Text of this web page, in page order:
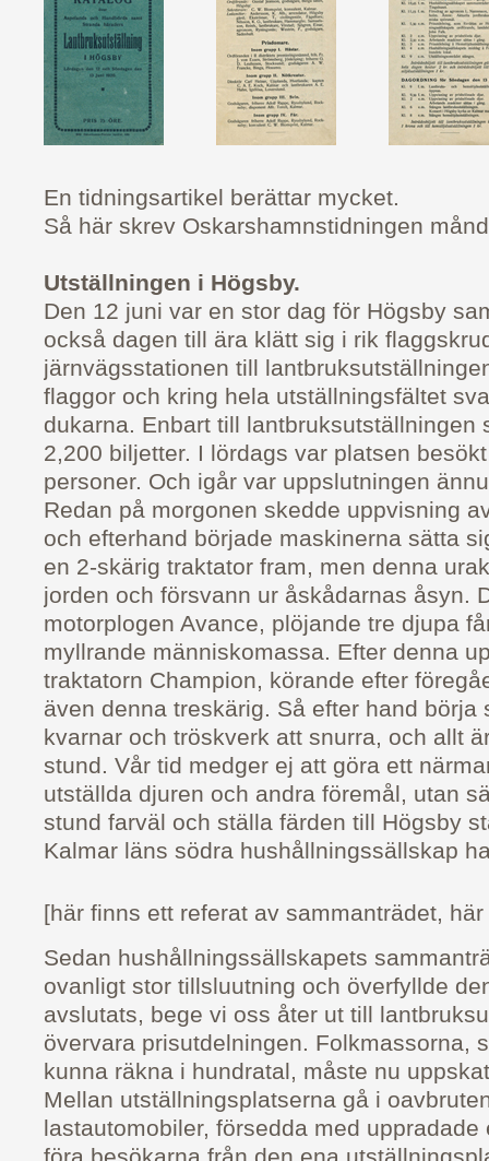
En tidningsartikel berättar mycket.
Så här skrev Oskarshamnstidningen
Utställningen i Högsby.
Den 12 juni var en stor dag för Högsby
också dagen till ära klätt sig i rik
järnvägsstationen till
flaggor och kring hela utställningsfältet
dukarna. Enbart till lantbruksutställningen
2,200 biljetter. I lördags var platsen
personer. Och igår var uppslutningen
Redan på morgonen skedde uppvisning
och efterhand började maskinerna sätta
en 2-skärig traktator fram, men denna
jorden och försvann ur åskådarnas åsyn.
motorplogen Avance, plöjande tre djupa
myllrande människomassa. Efter denna
traktatorn Champion, körande efter
även denna treskärig. Så efter hand börja
kvarnar och tröskverk att snurra, och allt
stund. Vår tid medger ej att göra ett
utställda djuren och andra föremål, utan
stund farväl och ställa färden till Högsby
Kalmar läns södra hushållningssällskap
[här finns ett referat av sammanträdet,
Sedan hushållningssällskapets
ovanligt stor tillsluutning och överfyllde
avslutats, bege vi oss åter ut till
övervara prisutdelningen. Folkmassorna,
kunna räkna i hundratal, måste nu
Mellan utställningsplatserna gå i
lastautomobiler, försedda med
föra besökarna från den ena